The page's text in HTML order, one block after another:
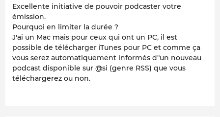
Excellente initiative de pouvoir podcaster votre
émission.
Pourquoi en limiter la durée ?
J'ai un Mac mais pour ceux qui ont un PC, il est
possible de télécharger iTunes pour PC et comme ça
vous serez automatiquement informés d"un nouveau
podcast disponible sur @si (genre RSS) que vous
téléchargerez ou non.